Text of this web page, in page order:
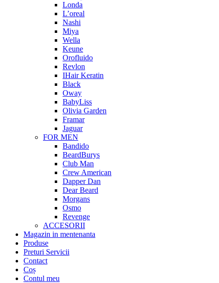
Londa
L’oreal
Nashi
Miya
Wella
Keune
Orofluido
Revlon
IHair Keratin
Black
Oway
BabyLiss
Olivia Garden
Framar
Jaguar
FOR MEN
Bandido
BeardBurys
Club Man
Crew American
Dapper Dan
Dear Beard
Morgans
Osmo
Revenge
ACCESORII
Magazin in mentenanta
Produse
Preturi Servicii
Contact
Coș
Contul meu